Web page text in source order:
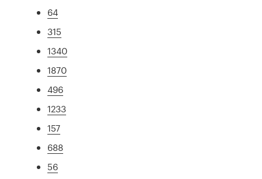
64
315
1340
1870
496
1233
157
688
56